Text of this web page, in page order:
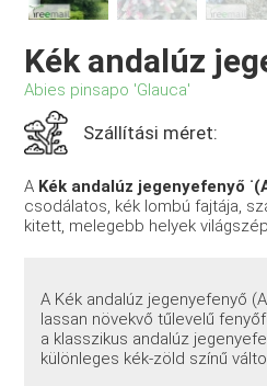
Kék andalúz
Abies pinsapo 'Glauca'
Szállítási méret:
A Kék andalúz jegenyefenyő
csodálatos, kék lombú fajtája,
kitett, melegebb helyek
A Kék andalúz jegenyefenyő
lassan növekvő tűlevelű
a klasszikus andalúz
különleges kék-zöld színű